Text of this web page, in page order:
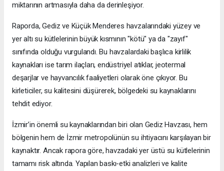
miktarının artmasıyla daha da derinleşiyor.
Raporda, Gediz ve Küçük Menderes havzalarındaki yüzey ve
yer altı su kütlelerinin büyük kısmının "kötü" ya da "zayıf"
sınıfında olduğu vurgulandı. Bu havzalardaki başlıca kirlilik
kaynakları ise tarım ilaçları, endüstriyel atıklar, jeotermal
deşarjlar ve hayvancılık faaliyetleri olarak öne çıkıyor. Bu
kirleticiler, su kalitesini düşürerek, bölgedeki su kaynaklarını
tehdit ediyor.
İzmir’in önemli su kaynaklarından biri olan Gediz Havzası, hem
bölgenin hem de İzmir metropolünün su ihtiyacını karşılayan bir
kaynaktır. Ancak rapora göre, havzadaki yer üstü su kütlelerinin
tamamı risk altında. Yapılan baskı-etki analizleri ve kalite